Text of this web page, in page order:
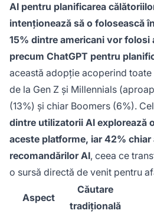
AI pentru planificarea
intenționează să o folosească
15% dintre americani vor
precum ChatGPT pentru
această adopție acoperind
de la Gen Z și Millennials
(13%) și chiar Boomers (6%).
dintre utilizatorii AI explorează
aceste platforme, iar 42%
recomandărilor AI, ceea ce
o sursă directă de venit pentru
Aspect
Căutare
tradițională